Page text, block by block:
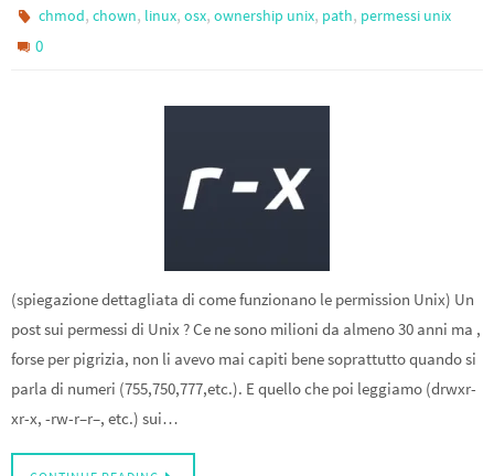
chmod,chown, linux,osx,ownership unix, path, permessi unix
0
(spiegazione dettagliata di come funzionano le permission Unix) Un
post sui permessi di Unix ? Ce ne sono milioni da almeno 30 anni ma ,
forse per pigrizia, non li avevo mai capiti bene soprattutto quando si
parla di numeri (755,750,777,etc.). E quello che poi leggiamo (drwxr-
xr-x, -rw-r–r–, etc.) sui…